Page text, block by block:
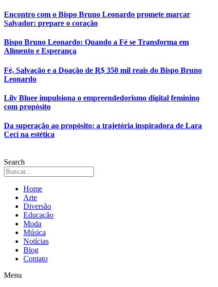
Encontro com o Bispo Bruno Leonardo promete marcar
Salvador: prepare o coração
Bispo Bruno Leonardo: Quando a Fé se Transforma em
Alimento e Esperança
Fé, Salvação e a Doação de R$ 350 mil reais do Bispo Bruno
Leonardo
Lily Bluee impulsiona o empreendedorismo digital feminino
com propósito
Da superação ao propósito: a trajetória inspiradora de Lara
Ceci na estética
Search
Home
Arte
Diversão
Educação
Moda
Música
Notícias
Blog
Contato
Menu